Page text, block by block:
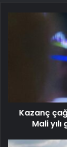
Kazanç
Mali